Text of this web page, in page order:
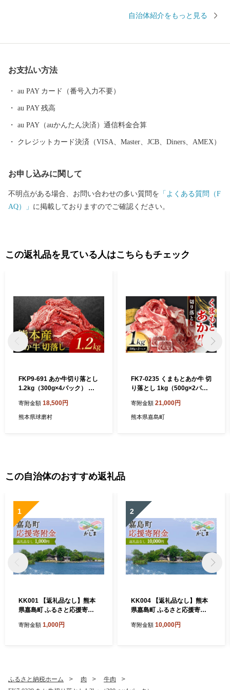
されています。また、清冽な清水を湛え、「平成の名水百選」に
自治体紹介をもっと見る
お支払い方法
au PAY カード（番号入力不要）
au PAY 残高
au PAY（auかんたん決済）通信料金合算
クレジットカード決済（VISA、Master、JCB、Diners、AMEX）
お申し込みに関して
不明点がある場合、お問い合わせの多い質問を 「よくある質問（F
AQ）」 に掲載しておりますのでご確認ください。
この返礼品を見ている人はこちらもチェック
FKP9-691 あか牛切り落とし
1.2kg（300g×4パック） 牛
寄附金額 18,500円
熊本県球磨村
FK7-0235 くまもとあか牛 切
り落とし 1kg（500g×2パッ
熊本 嘉島
寄附金額 21,000円
熊本県嘉島町
この自治体のおすすめ返礼品
1
KK001 【返礼品なし】熊本
県嘉島町 ふるさと応援寄附
寄附金額 1,000円
2
KK004 【返礼品なし】熊本
県嘉島町 ふるさと応援寄附
寄附金額 10,000円
ふるさと納税ホーム 肉
牛肉